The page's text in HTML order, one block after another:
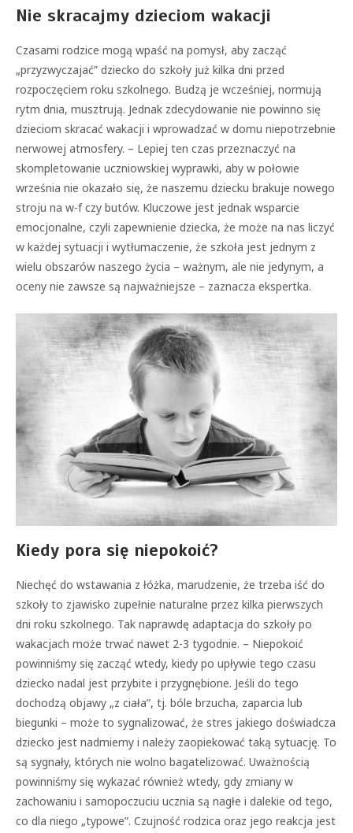
Nie skracajmy dzieciom wakacji
Czasami rodzice mogą wpaść na pomysł, aby zacząć
„przyzwyczajać” dziecko do szkoły już kilka dni przed
rozpoczęciem roku szkolnego. Budzą je wcześniej, normują
rytm dnia, musztrują. Jednak zdecydowanie nie powinno się
dzieciom skracać wakacji i wprowadzać w domu niepotrzebnie
nerwowej atmosfery. – Lepiej ten czas przeznaczyć na
skompletowanie uczniowskiej wyprawki, aby w połowie
września nie okazało się, że naszemu dziecku brakuje nowego
stroju na w-f czy butów. Kluczowe jest jednak wsparcie
emocjonalne, czyli zapewnienie dziecka, że może na nas liczyć
w każdej sytuacji i wytłumaczenie, że szkoła jest jednym z
wielu obszarów naszego życia – ważnym, ale nie jedynym, a
oceny nie zawsze są najważniejsze – zaznacza ekspertka.
Kiedy pora się niepokoić?
Niechęć do wstawania z łóżka, marudzenie, że trzeba iść do
szkoły to zjawisko zupełnie naturalne przez kilka pierwszych
dni roku szkolnego. Tak naprawdę adaptacja do szkoły po
wakacjach może trwać nawet 2-3 tygodnie. – Niepokoić
powinniśmy się zacząć wtedy, kiedy po upływie tego czasu
dziecko nadal jest przybite i przygnębione. Jeśli do tego
dochodzą objawy „z ciała”, tj. bóle brzucha, zaparcia lub
biegunki – może to sygnalizować, że stres jakiego doświadcza
dziecko jest nadmierny i należy zaopiekować taką sytuację. To
są sygnały, których nie wolno bagatelizować. Uważnością
powinniśmy się wykazać również wtedy, gdy zmiany w
zachowaniu i samopoczuciu ucznia są nagłe i dalekie od tego,
co dla niego „typowe”. Czujność rodzica oraz jego reakcja jest